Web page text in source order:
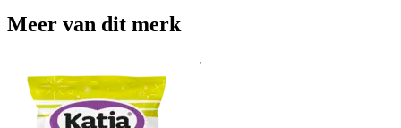
Meer van dit merk